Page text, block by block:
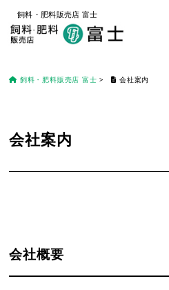
飼料・肥料販売店 富士
飼料・肥料販売店 富士 > 会社案内
会社案内
会社概要